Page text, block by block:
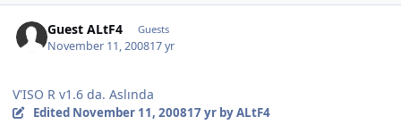
Guest ALtF4 Guests
November 11, 200817 yr
V'ISO R v1.6 da. Aslında
Edited November 11, 200817 yrby ALtF4